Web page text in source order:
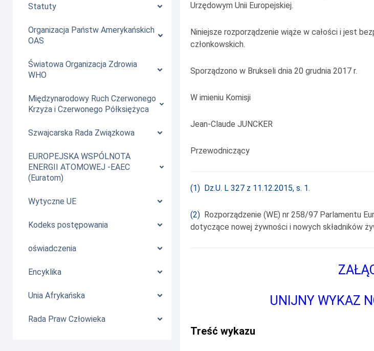
Statuty
Organizacja Państw Amerykańskich
OAS
Światowa Organizacja Zdrowia
WHO
Międzynarodowy Ruch Czerwonego
Krzyża i Czerwonego Półksiężyca
Szwajcarska Rada Związkowa
EUROPEJSKA WSPÓLNOTA
ENERGII ATOMOWEJ -EAEC
(Euratom)
Wytyczne UE
Kodeks postępowania
oświadczenia
Encyklika
Unia Afrykańska
Rada Praw Człowieka
Urzędowym Unii Europejskiej.
Niniejsze rozporządzenie wiąże w całości i jest
członkowskich.
Sporządzono w Brukseli dnia 20 grudnia 2017 r.
W imieniu Komisji
Jean-Claude JUNCKER
Przewodniczący
(1) Dz.U. L 327 z 11.12.2015, s. 1.
(2) Rozporządzenie (WE) nr 258/97 Parlamentu
dotyczące nowej żywności i nowych składników
UNIJNY WYKAZ
Treść wykazu